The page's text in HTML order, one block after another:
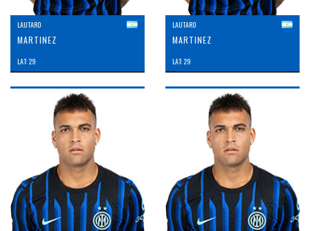
LAUTARO
MARTINEZ
LAT: 29
LAUTARO
MARTINEZ
LAT: 29